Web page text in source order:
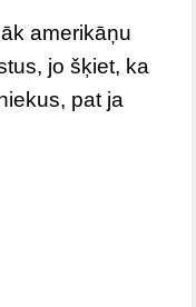
amerikāņu
jo šķiet, ka
pat ja